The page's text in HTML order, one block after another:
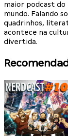
maior podcast do
mundo. Falando
quadrinhos,
acontece na
divertida.